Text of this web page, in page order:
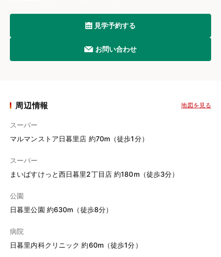
見学予約する
お問い合わせ
周辺情報 地図を見る
スーパー
マルマンストア日暮里店 約70m（徒歩1分）
スーパー
まいばすけっと西日暮里2丁目店 約180m（徒歩3分）
公園
日暮里公園 約630m（徒歩8分）
病院
日暮里内科クリニック 約60m（徒歩1分）